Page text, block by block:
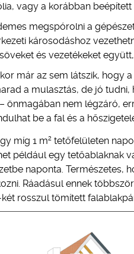
vagy a korábban
megspórolni a
károsodáshoz
és vezetékeket
már az sem látszik, hogy
a mulasztás, de jó
önmagában nem légzáró,
be a fal és a
míg 1 m2 tetőfelületen
például egy tetőablaknak
naponta. Természetes,
Ráadásul ennek
rosszul tömített